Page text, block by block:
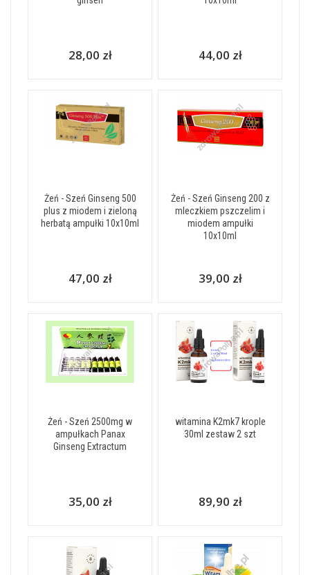
28,00 zł 44,00 zł
Żeń - Szeń Ginseng 500
plus z miodem i zieloną
herbatą ampułki 10x10ml
47,00 zł
Żeń - Szeń Ginseng 200 z
mleczkiem pszczelim i
miodem ampułki
10x10ml
39,00 zł
Żeń - Szeń 2500mg w
ampułkach Panax
Ginseng Extractum
35,00 zł
witamina K2mk7 krople
30ml zestaw 2 szt
89,90 zł